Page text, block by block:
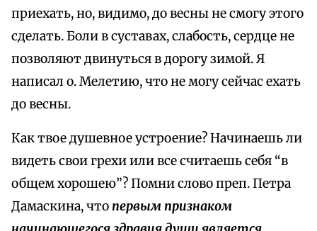
приехать, но, видимо, до весны не смогу этого
сделать. Боли в суставах, слабость, сердце не
позволяют двинуться в дорогу зимой. Я
написал о. Мелетию, что не могу сейчас ехать
до весны.
Как твое душевное устроение? Начинаешь ли
видеть свои грехи или все считаешь себя “в
общем хорошею”? Помни слово преп. Петра
Дамаскина, чтопервым признаком